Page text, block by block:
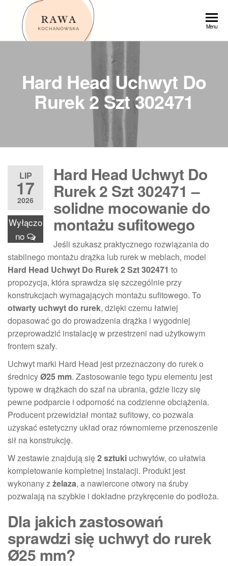
Przejdź
Menu
Hard Head Uchwyt Do
Rurek 2 Szt 302471
LIP
17
2026
Wyłączo
no
Hard Head Uchwyt Do
Rurek 2 Szt 302471 –
solidne mocowanie do
montażu sufitowego
Jeśli szukasz praktycznego rozwiązania do
stabilnego montażu drążka lub rurek w meblach, model
Hard Head Uchwyt Do Rurek 2 Szt 302471 to
propozycja, która sprawdza się szczególnie przy
konstrukcjach wymagających montażu sufitowego. To
otwarty uchwyt do rurek, dzięki czemu łatwiej
dopasować go do prowadzenia drążka i wygodniej
przeprowadzić instalację w przestrzeni nad użytkowym
frontem szafy.
Uchwyt marki Hard Head jest przeznaczony do rurek o
średnicyØ25 mm. Zastosowanie tego typu elementu jest
typowe w drążkach do szaf na ubrania, gdzie liczy się
pewne podparcie i odporność na codzienne obciążenia.
Producent przewidział montaż sufitowy, co pozwala
uzyskać estetyczny układ oraz równomierne przenoszenie
sił na konstrukcję.
W zestawie znajdują się2 sztuki uchwytów, co ułatwia
kompletowanie kompletnej instalacji. Produkt jest
wykonany zżelaza, a nawiercone otwory na śruby
pozwalają na szybkie i dokładne przykręcenie do podłoża.
Dla jakich zastosowań
sprawdzi się uchwyt do rurek
Ø25 mm?